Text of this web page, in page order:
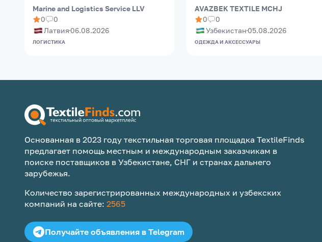
Marine and Logistics Service LLV
0
0
Латвия 06.08.2026
ЛОГИСТИКА
AVAZBEK TEXTILE MCHJ
0
0
Узбекистан 05.08.2026
ОДЕЖДА И АКСЕССУАРЫ
Основанная в 2023 году текстильная торговая площадка TextileFinds
предлагает помощь местным и международным заказчикам в
поиске поставщиков в Узбекистане, СНГ и странах дальнего
зарубежья.
Количество зарегистрированных международных и узбекских
компаний на сайте: 2565
Получайте объявления в Telegram